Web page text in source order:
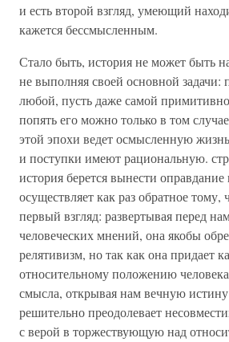
и есть второй взгляд, умеющий
кажется бессмысленным.
Стало быть, история не может быть
не выполняя своей основной задачи:
любой, пусть даже самой
попять его можно только в том
этой эпохи ведет осмысленную
и поступки имеют рациональную.
история берется вынести
осуществляет как раз обратное тому,
первый взгляд: развертывая перед
человеческих мнений, она якобы
релятивизм, но так как она придает
относительному положению
смысла, открывая нам вечную
решительно преодолевает
с верой в торжествующую над